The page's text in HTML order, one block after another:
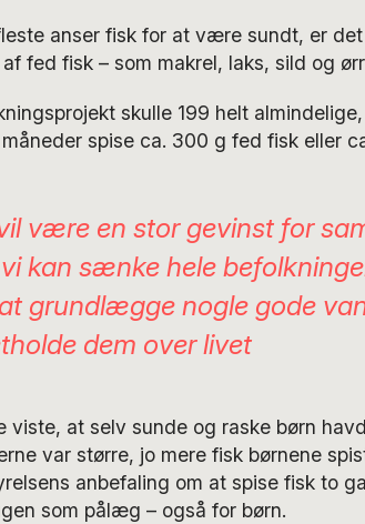
anser fisk for at være sundt, er
fed fisk – som makrel, laks, sild og
skulle 199 helt
spise ca. 300 g fed fisk eller
være en stor gevinst for
kan sænke hele
grundlægge nogle gode
dem over livet
viste, at selv sunde og raske børn
var større, jo mere fisk børnene
anbefaling om at spise fisk to
som pålæg – også for børn.